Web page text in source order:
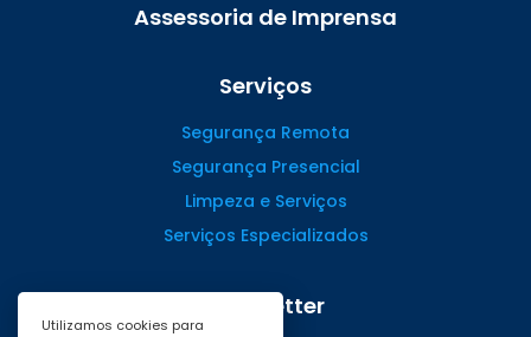
(47) 99988.4642
Assessoria de Imprensa
Serviços
Segurança Remota
Segurança Presencial
Limpeza e Serviços
Serviços Especializados
Newsletter
Utilizamos cookies para